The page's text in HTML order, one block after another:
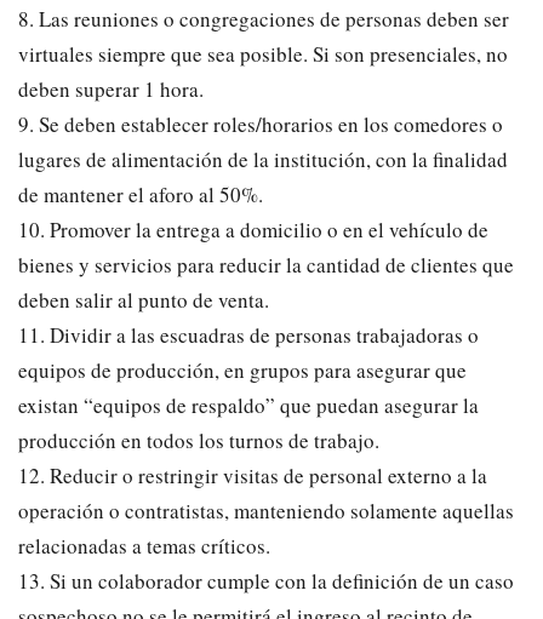
8. Las reuniones o congregaciones de personas deben ser
virtuales siempre que sea posible. Si son presenciales, no
deben superar 1 hora.
9. Se deben establecer roles/horarios en los comedores o
lugares de alimentación de la institución, con la finalidad
de mantener el aforo al 50%.
10. Promover la entrega a domicilio o en el vehículo de
bienes y servicios para reducir la cantidad de clientes que
deben salir al punto de venta.
11. Dividir a las escuadras de personas trabajadoras o
equipos de producción, en grupos para asegurar que
existan “equipos de respaldo” que puedan asegurar la
producción en todos los turnos de trabajo.
12. Reducir o restringir visitas de personal externo a la
operación o contratistas, manteniendo solamente aquellas
relacionadas a temas críticos.
13. Si un colaborador cumple con la definición de un caso